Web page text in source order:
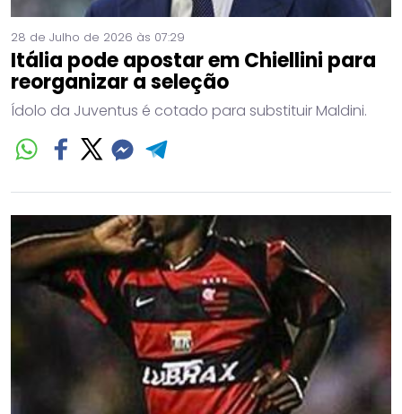
28 de Julho de 2026 às 07:29
Itália pode apostar em Chiellini para
reorganizar a seleção
Ídolo da Juventus é cotado para substituir Maldini.